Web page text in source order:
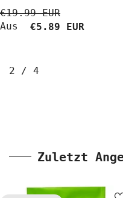
Decahydrat 5 Kg
BioLaboratorium
€19.99 EUR
Aus
€5.89 EUR
2 / von
4
Zuletzt